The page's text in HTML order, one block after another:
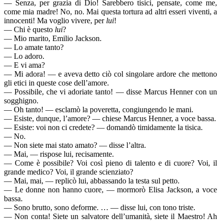
— Senza, per grazia di Dio! Sarebbero tisici, pensate, come me,
come mia madre! No, no. Mai questa tortura ad altri esseri viventi, a
innocenti! Ma voglio vivere, per lui!
— Chi è questo lui?
— Mio marito, Emilio Jackson.
— Lo amate tanto?
— Lo adoro.
— E vi ama?
— Mi adora! — e aveva detto ciò col singolare ardore che mettono
gli etici in queste cose dell’amore.
— Possibile, che vi adoriate tanto! — disse Marcus Henner con un
sogghigno.
— Oh tanto! — esclamò la poveretta, congiungendo le mani.
— Esiste, dunque, l’amore? — chiese Marcus Henner, a voce bassa.
— Esiste: voi non ci credete? — domandò timidamente la tisica.
— No.
— Non siete mai stato amato? — disse l’altra.
— Mai, — rispose lui, recisamente.
— Come è possibile? Voi così pieno di talento e di cuore? Voi, il
grande medico? Voi, il grande scienziato?
— Mai, mai, — replicò lui, abbassando la testa sul petto.
— Le donne non hanno cuore, — mormorò Elisa Jackson, a voce
bassa.
— Sono brutto, sono deforme. … — disse lui, con tono triste.
— Non conta! Siete un salvatore dell’umanità, siete il Maestro! Ah